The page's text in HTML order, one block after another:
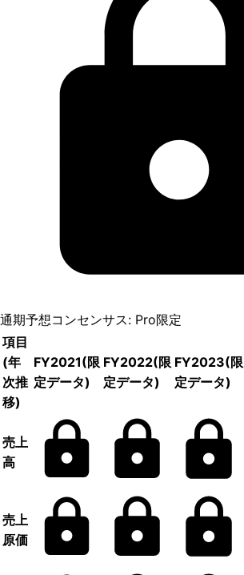
通期予想コンセンサス: Pro限定
項目
(年
次推
移)
FY2021(限
定データ)
FY2022(限
定データ)
FY2023(限
定データ)
売上
高
売上
原価